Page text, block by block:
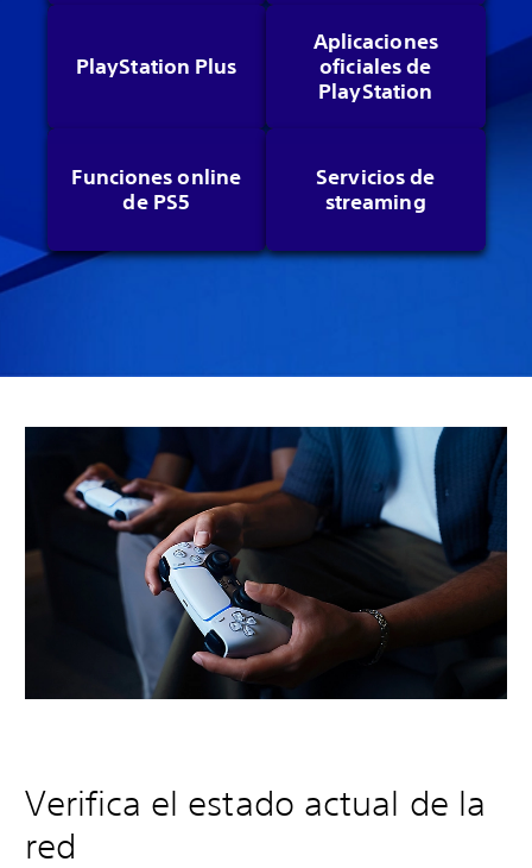
PlayStation Plus
Aplicaciones
oficiales de
PlayStation
Funciones online
de PS5
Servicios de
streaming
Verifica el estado actual de la
red